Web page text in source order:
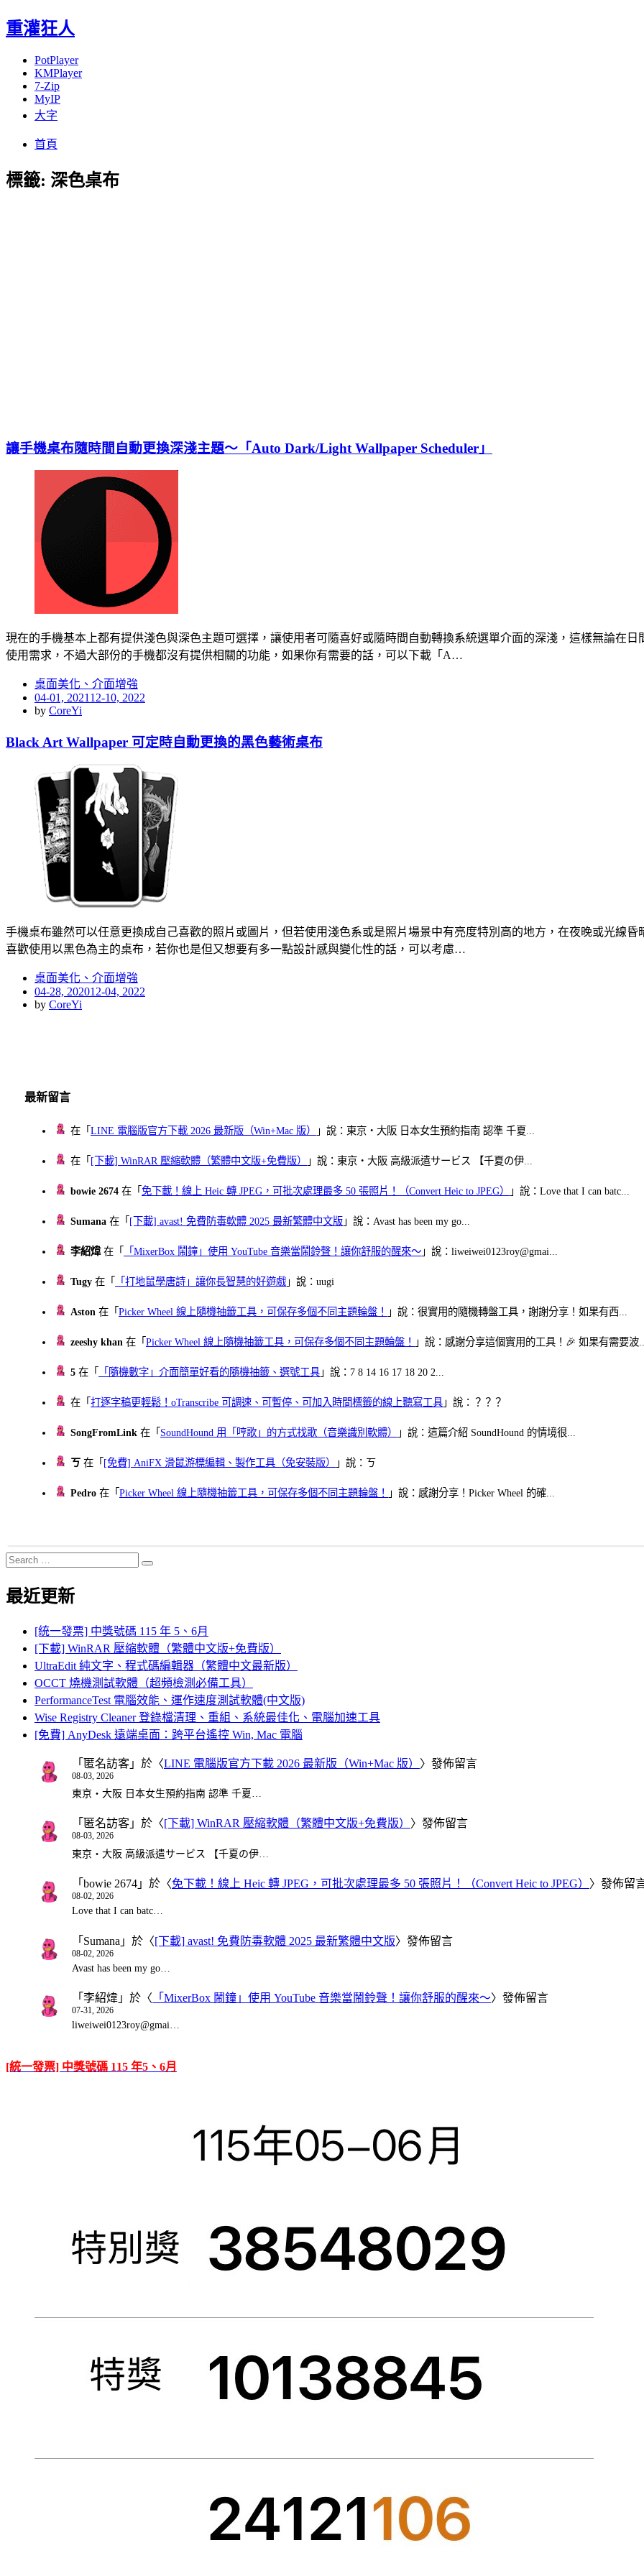
重灌狂人
PotPlayer
KMPlayer
7-Zip
MyIP
大字
首頁
標籤: 深色桌布
讓手機桌布隨時間自動更換深淺主題～「Auto Dark/Light Wallpaper Scheduler」
現在的手機基本上都有提供淺色與深色主題可選擇，讓使用者可隨喜好或隨時間自動轉換系統選單介面的深淺，這樣無論在
使用需求，不過大部份的手機都沒有提供相關的功能，如果你有需要的話，可以下載「A…
桌面美化、介面增強
Posted
on
04-01, 2021 12-10, 2022
by CoreYi
Black Art Wallpaper 可定時自動更換的黑色藝術桌布
手機桌布雖然可以任意更換成自己喜歡的照片或圖片，但若使用淺色系或是照片場景中有亮度特別高的地方，在夜晚或光線
喜歡使用以黑色為主的桌布，若你也是但又想要有多一點設計感與變化性的話，可以考慮…
桌面美化、介面增強
Posted
on
04-28, 202012-04, 2022
by CoreYi
最新留言
在「LINE 電腦版官方下載 2026 最新版（Win+Mac 版） 」說：東京・大阪 日本女生預約指南 認準 千夏...
在「 [下載] WinRAR 壓縮軟體（繁體中文版+免費版） 」說：東京・大阪 高級派遣サービス 【千夏の伊...
bowie 2674 在「免下載！線上 Heic 轉 JPEG，可批次處理最多 50 張照片！（Convert Heic to JPEG） 」說：Love that I can batc...
Sumana 在「 [下載] avast! 免費防毒軟體 2025 最新繁體中文版 」說：Avast has been my go...
李紹煒在「 「MixerBox 鬧鐘」使用 YouTube 音樂當鬧鈴聲！讓你舒服的醒來～ 」說：liweiwei0123roy@gmai...
Tugy 在「 「打地鼠學唐詩」讓你長智慧的好遊戲 」說：uugi
Aston 在「Picker Wheel 線上隨機抽籤工具，可保存多個不同主題輪盤！ 」說：很實用的隨機轉盤工具，謝謝分享！如果有西...
zeeshy khan 在「Picker Wheel 線上隨機抽籤工具，可保存多個不同主題輪盤！ 」說：感謝分享這個實用的工具！🎉 如果有需要波
5 在「 「隨機數字」介面簡單好看的隨機抽籤、選號工具 」說：7 8 14 16 17 18 20 2...
在「打逐字稿更輕鬆！oTranscribe 可調速、可暫停、可加入時間標籤的線上聽寫工具 」說：？？？
SongFromLink 在「 SoundHound 用「哼歌」的方式找歌（音樂識別軟體） 」說：這篇介紹 SoundHound 的情境很...
ㄎ 在「 [免費] AniFX 滑鼠游標編輯、製作工具（免安裝版） 」說：ㄎ
Pedro 在「Picker Wheel 線上隨機抽籤工具，可保存多個不同主題輪盤！ 」說：感謝分享！Picker Wheel 的確...
Search
for:
Search
最近更新
[統一發票] 中獎號碼 115 年 5、6月
[下載] WinRAR 壓縮軟體（繁體中文版+免費版）
UltraEdit 純文字、程式碼編輯器（繁體中文最新版）
OCCT 燒機測試軟體（超頻檢測必備工具）
PerformanceTest 電腦效能、運作速度測試軟體(中文版)
Wise Registry Cleaner 登錄檔清理、重組、系統最佳化、電腦加速工具
[免費] AnyDesk 遠端桌面：跨平台遙控 Win, Mac 電腦
「 匿名訪客 」於〈LINE 電腦版官方下載 2026 最新版（Win+Mac 版） 〉發佈留言
08-03, 2026
東京・大阪 日本女生預約指南 認準 千夏…
「 匿名訪客 」於〈 [下載] WinRAR 壓縮軟體（繁體中文版+免費版） 〉發佈留言
08-03, 2026
東京・大阪 高級派遣サービス 【千夏の伊…
「 bowie 2674 」於〈免下載！線上 Heic 轉 JPEG，可批次處理最多 50 張照片！（Convert Heic to JPEG） 〉發佈留
08-02, 2026
Love that I can batc…
「 Sumana 」於〈[下載] avast! 免費防毒軟體 2025 最新繁體中文版〉發佈留言
08-02, 2026
Avast has been my go…
「 李紹煒 」於〈 「MixerBox 鬧鐘」使用 YouTube 音樂當鬧鈴聲！讓你舒服的醒來～〉發佈留言
07-31, 2026
liweiwei0123roy@gmai…
[統一發票] 中獎號碼 115 年5、6月